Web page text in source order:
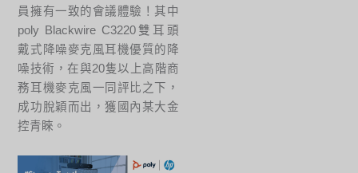
員擁有一致的會議體驗！其中
poly Blackwire C3220雙耳頭
戴式降噪麥克風耳機優質的降
噪技術，在與20隻以上高階商
務耳機麥克風一同評比之下，
成功脫穎而出，獲國內某大金
控青睞。